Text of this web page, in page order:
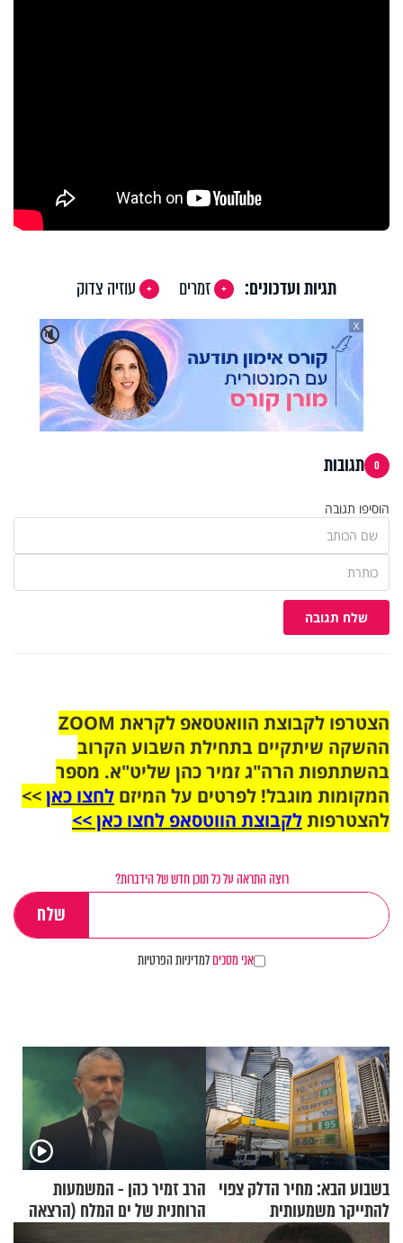
תגיות ועדכונים: זמרים
עוזיה צדוק
🔇
X
0 תגובות
הוסיפו תגובה
שלח תגובה
הצטרפו לקבוצת הוואטסאפ לקראת ZOOM
ההשקה שיתקיים בתחילת השבוע הקרוב
בהשתתפות הרה"ג זמיר כהן שליט"א. מספר
המקומות מוגבל! לפרטים על המיזם לחצו כאן>>
להצטרפותלקבוצת הווטסאפ לחצו כאן >>
רוצה התראה על כל תוכן חדש של הידברות?
אני מסכיםלמדיניות הפרטיות
בשבוע הבא: מחיר הדלק צפוי
להתייקר משמעותית
הרב זמיר כהן - המשמעות
הרוחנית של ים המלח (הרצאה